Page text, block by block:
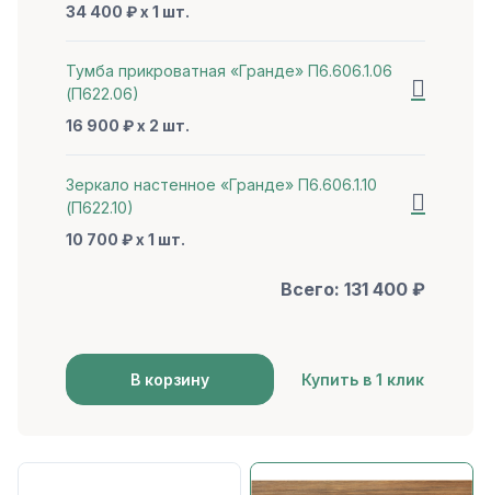
34 400 ₽ x 1 шт.
Тумба прикроватная «Гранде» П6.606.1.06
(П622.06)
16 900 ₽ x 2 шт.
Зеркало настенное «Гранде» П6.606.1.10
(П622.10)
10 700 ₽ x 1 шт.
Всего: 131 400 ₽
В корзину Купить в 1 клик